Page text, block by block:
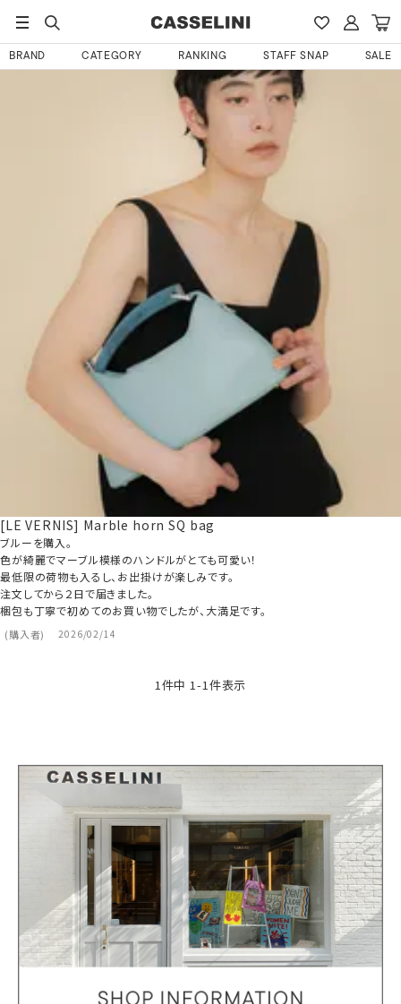
BRAND CATEGORY RANKING STAFF SNAP SALE
[LE VERNIS] Marble horn SQ bag
購入者 2026/02/14
ブルーを購入。
色が綺麗でマーブル模様のハンドルがとても可愛い！
最低限の荷物も入るし、お出掛けが楽しみです。
注文してから２日で届きました。
梱包も丁寧で初めてのお買い物でしたが、大満足です。
1 件中 1 -1 件表示